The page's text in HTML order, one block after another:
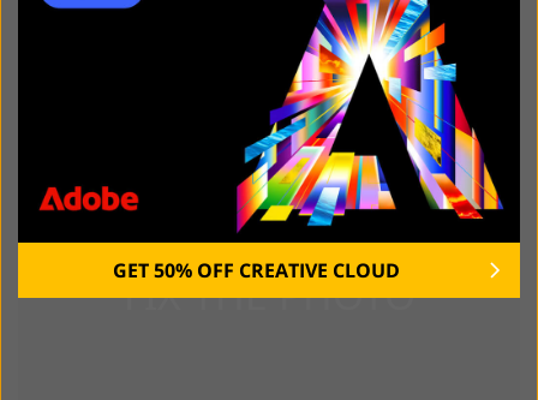
AHREFS RECENZJA 2026: DLACZEGO ZREZYGNOWAŁEM
Z USŁUGI
GET 50% OFF CREATIVE CLOUD